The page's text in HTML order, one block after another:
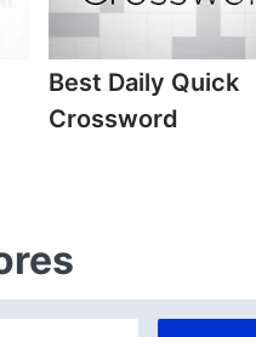
Best Daily Quick
Crossword